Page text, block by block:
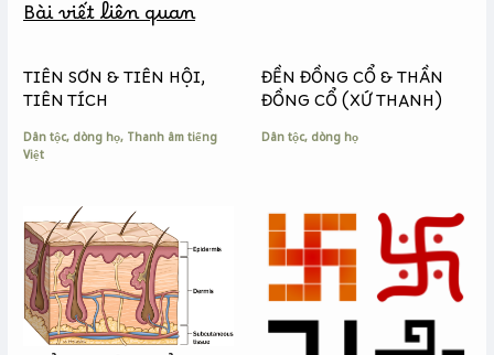
o
k
n
e
r
i
k
Bài viết liên quan
TIÊN SƠN & TIÊN HỘI,
TIÊN TÍCH
Dân tộc, dòng họ, Thanh âm tiếng
Việt
ĐỀN ĐỒNG CỔ & THẦN
ĐỒNG CỔ (XỨ THANH)
Dân tộc, dòng họ